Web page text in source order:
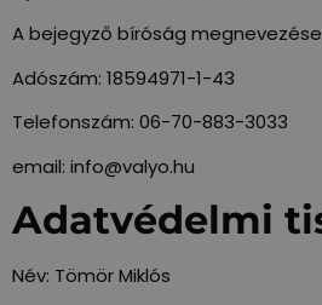
A bejegyző bíróság
Adószám: 18594971-1-43
Telefonszám: 06-70-883-3033
email: info@valyo.hu
Adatvédelmi
Név: Tömör Miklós